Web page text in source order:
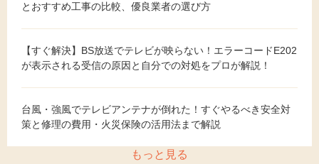
とおすすめ工事の比較、優良業者の選び方
【すぐ解決】BS放送でテレビが映らない！エラーコードE202
が表示される受信の原因と自分での対処をプロが解説！
台風・強風でテレビアンテナが倒れた！すぐやるべき安全対
策と修理の費用・火災保険の活用法まで解説
もっと見る